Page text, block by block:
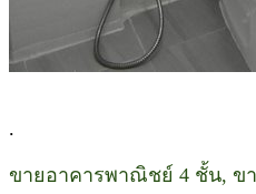
.
ขายอาคารพาณิชย์ 4 ชั้น, ข